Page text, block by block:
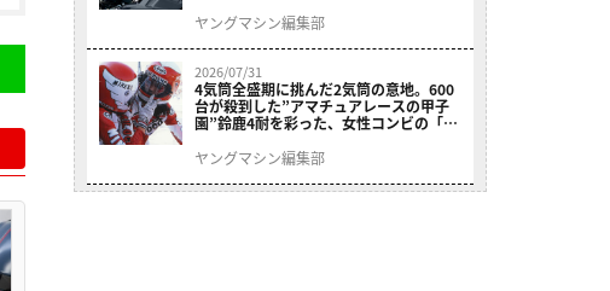
ヤングマシン編集部
2026/07/31
4気筒全盛期に挑んだ2気筒の意地。600
台が殺到した”アマチュアレースの甲子
園”鈴鹿4耐を彩った、女性コンビの「ス
ヤングマシン編集部